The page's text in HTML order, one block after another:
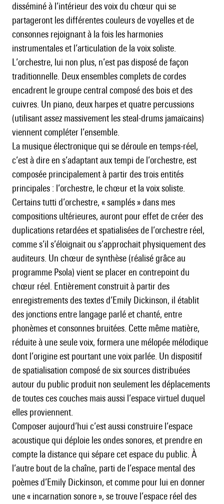
disséminé à l’intérieur des voix du chœur qui se
partageront les différentes couleurs de voyelles et de
consonnes rejoignant à la fois les harmonies
instrumentales et l’articulation de la voix soliste.
L’orchestre, lui non plus, n’est pas disposé de façon
traditionnelle. Deux ensembles complets de cordes
encadrent le groupe central composé des bois et des
cuivres. Un piano, deux harpes et quatre percussions
(utilisant assez massivement les steal-drums jamaïcains)
viennent compléter l’ensemble.
La musique électronique qui se déroule en temps-réel,
c’est à dire en s’adaptant aux tempi de l’orchestre, est
composée principalement à partir des trois entités
principales : l’orchestre, le chœur et la voix soliste.
Certains tutti d’orchestre, « samplés » dans mes
compositions ultérieures, auront pour effet de créer des
duplications retardées et spatialisées de l’orchestre réel,
comme s’il s’éloignait ou s’approchait physiquement des
auditeurs. Un chœur de synthèse (réalisé grâce au
programme Psola) vient se placer en contrepoint du
chœur réel. Entièrement construit à partir des
enregistrements des textes d’Emily Dickinson, il établit
des jonctions entre langage parlé et chanté, entre
phonèmes et consonnes bruitées. Cette même matière,
réduite à une seule voix, formera une mélopée mélodique
dont l’origine est pourtant une voix parlée. Un dispositif
de spatialisation composé de six sources distribuées
autour du public produit non seulement les déplacements
de toutes ces couches mais aussi l’espace virtuel duquel
elles proviennent.
Composer aujourd’hui c’est aussi construire l’espace
acoustique qui déploie les ondes sonores, et prendre en
compte la distance qui sépare cet espace du public. À
l’autre bout de la chaîne, parti de l’espace mental des
poèmes d’Emily Dickinson, et comme pour lui en donner
une « incarnation sonore », se trouve l’espace réel des